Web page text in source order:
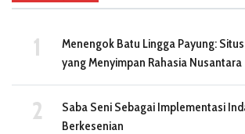
Menengok Batu Lingga Payung:
yang Menyimpan Rahasia Nusantara
Saba Seni Sebagai Implementasi
Berkesenian